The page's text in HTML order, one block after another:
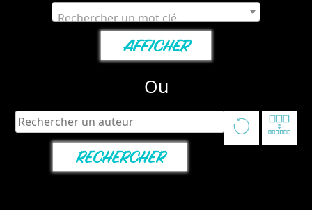
Rechercher un mot clé
Ou